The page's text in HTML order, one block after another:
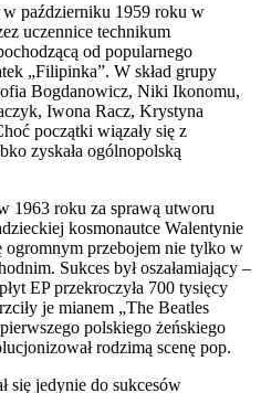
w październiku 1959 roku w
uczennice technikum
od popularnego
„Filipinka”. W skład grupy
Bogdanowicz, Niki Ikonomu,
Iwona Racz, Krystyna
początki wiązały się z
zyskała ogólnopolską
1963 roku za sprawą utworu
kosmonautce Walentynie
ogromnym przebojem nie tylko w
Sukces był oszałamiający –
EP przekroczyła 700 tysięcy
je mianem „The Beatles
polskiego żeńskiego
rodzimą scenę pop.
się jedynie do sukcesów